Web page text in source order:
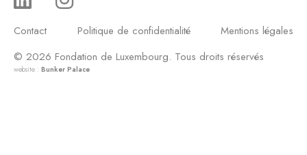
Contact Politique de confidentialité
Mentions légales
© 2026 Fondation de Luxembourg. Tous droits réservés
website : Bunker Palace